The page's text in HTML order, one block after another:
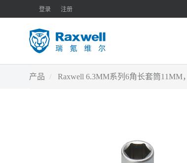
登录 注册
产品 Raxwell 6.3MM系列6角长套筒11MM